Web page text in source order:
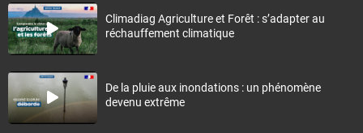
Climadiag Agriculture et Forêt : s’adapter au
réchauffement climatique
De la pluie aux inondations : un phénomène
devenu extrême